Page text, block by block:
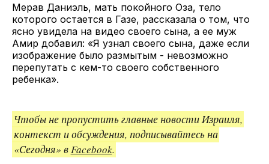
Мерав Даниэль, мать покойного Оза, тело
которого остается в Газе, рассказала о том, что
ясно увидела на видео своего сына, а ее муж
Амир добавил: «Я узнал своего сына, даже если
изображение было размытым - невозможно
перепутать с кем-то своего собственного
ребенка».
Чтобы не пропустить главные новости Израиля,
контекст и обсуждения, подписывайтесь на
«Сегодня» вFacebook.